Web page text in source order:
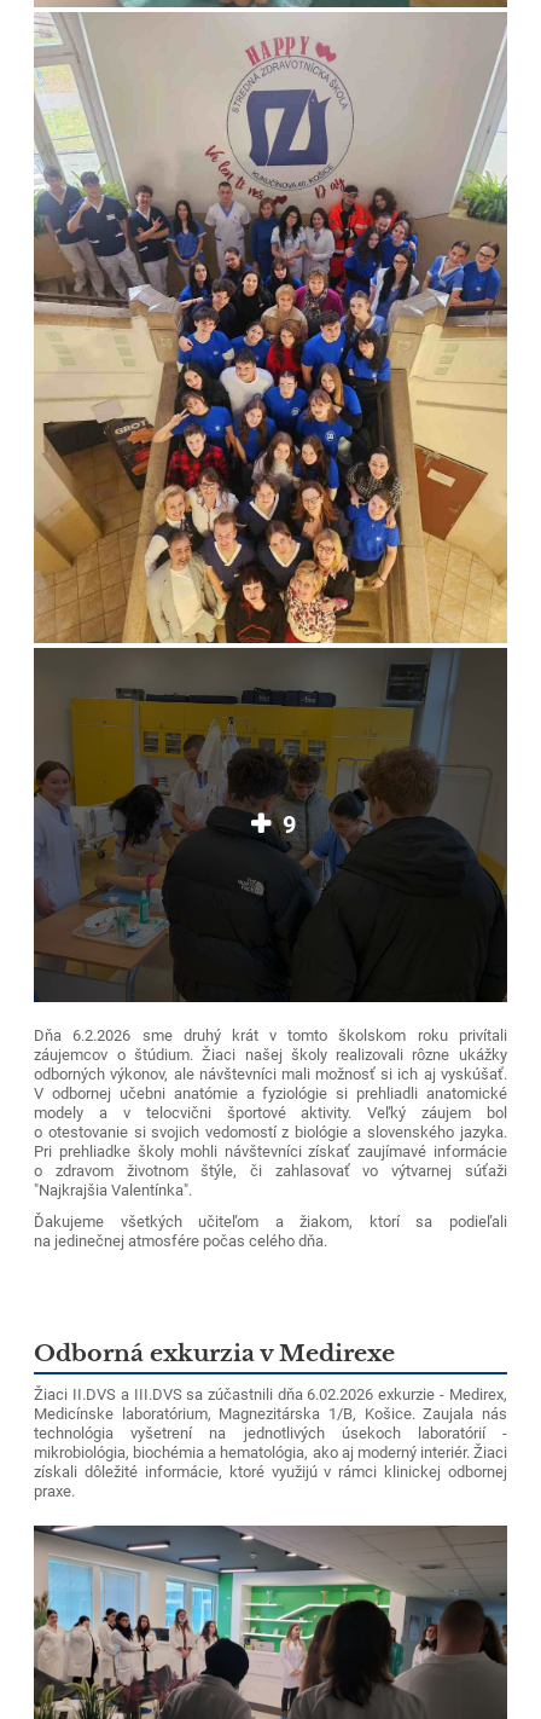
9
Dňa 6.2.2026 sme druhý krát v tomto školskom roku privítali
záujemcov o štúdium. Žiaci našej školy realizovali rôzne ukážky
odborných výkonov, ale návštevníci mali možnosť si ich aj vyskúšať.
V odbornej učebni anatómie a fyziológie si prehliadli anatomické
modely a v telocvični športové aktivity. Veľký záujem bol
o otestovanie si svojich vedomostí z biológie a slovenského jazyka.
Pri prehliadke školy mohli návštevníci získať zaujímavé informácie
o zdravom životnom štýle, či zahlasovať vo výtvarnej súťaži
"Najkrajšia Valentínka".
Ďakujeme všetkých učiteľom a žiakom, ktorí sa podieľali
na jedinečnej atmosfére počas celého dňa.
Odborná exkurzia v Medirexe
Žiaci II.DVS a III.DVS sa zúčastnili dňa 6.02.2026 exkurzie - Medirex,
Medicínske laboratórium, Magnezitárska 1/B, Košice. Zaujala nás
technológia vyšetrení na jednotlivých úsekoch laboratórií -
mikrobiológia, biochémia a hematológia, ako aj moderný interiér. Žiaci
získali dôležité informácie, ktoré využijú v rámci klinickej odbornej
praxe.